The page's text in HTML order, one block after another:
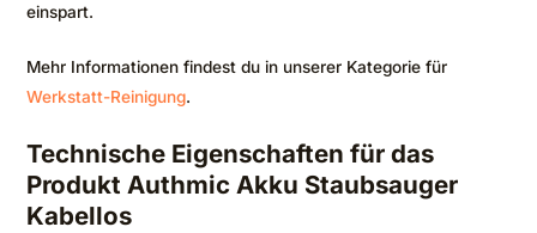
einspart.
Mehr Informationen findest du in unserer Kategorie für
Werkstatt-Reinigung.
Technische Eigenschaften für das
Produkt Authmic Akku Staubsauger
Kabellos